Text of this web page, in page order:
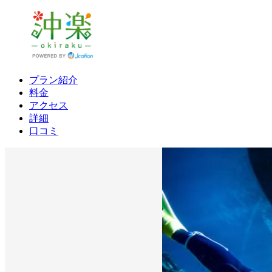
プラン紹介
料金
アクセス
詳細
口コミ